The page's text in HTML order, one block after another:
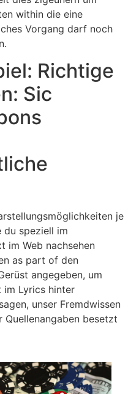
within die eine
Vorgang darf noch
Richtige
Sic
je
du speziell im
im Web nachsehen
as part of den
angegeben, um
im Lyrics hinter
unser Fremdwissen
Quellenangaben besetzt